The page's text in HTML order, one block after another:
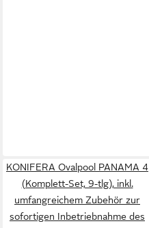
KONIFERA Ovalpool PANAMA 4
(Komplett-Set, 9-tlg), inkl.
umfangreichem Zubehör zur
sofortigen Inbetriebnahme des